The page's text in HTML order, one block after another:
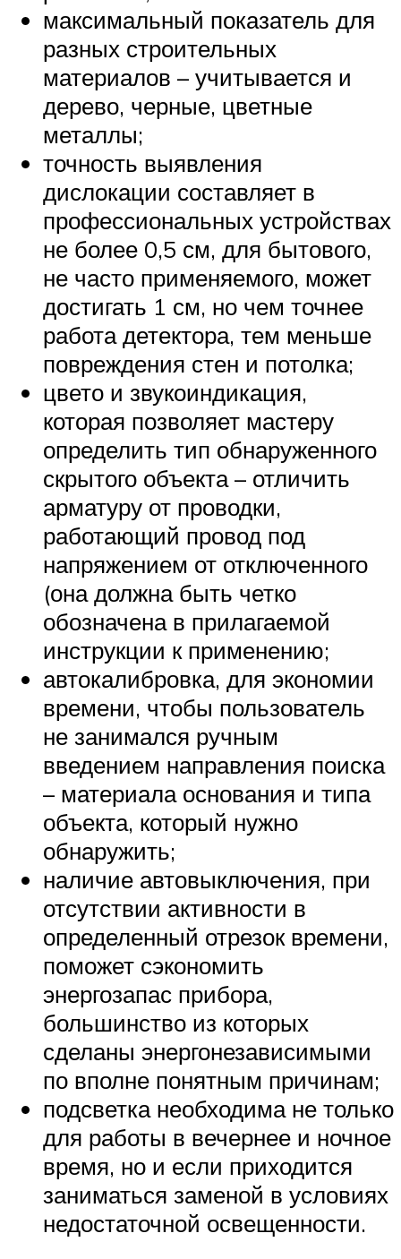
максимальный показатель для
разных строительных
материалов – учитывается и
дерево, черные, цветные
металлы;
точность выявления
дислокации составляет в
профессиональных устройствах
не более 0,5 см, для бытового,
не часто применяемого, может
достигать 1 см, но чем точнее
работа детектора, тем меньше
повреждения стен и потолка;
цвето и звукоиндикация,
которая позволяет мастеру
определить тип обнаруженного
скрытого объекта – отличить
арматуру от проводки,
работающий провод под
напряжением от отключенного
(она должна быть четко
обозначена в прилагаемой
инструкции к применению;
автокалибровка, для экономии
времени, чтобы пользователь
не занимался ручным
введением направления поиска
– материала основания и типа
объекта, который нужно
обнаружить;
наличие автовыключения, при
отсутствии активности в
определенный отрезок времени,
поможет сэкономить
энергозапас прибора,
большинство из которых
сделаны энергонезависимыми
по вполне понятным причинам;
подсветка необходима не только
для работы в вечернее и ночное
время, но и если приходится
заниматься заменой в условиях
недостаточной освещенности.